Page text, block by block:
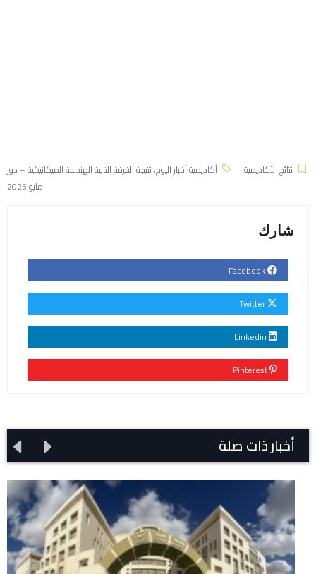
نتائج الأكاديمية أكاديمية أخبار اليوم,نتيجة الفرقة الثانية الهندسة الميكانيكية – دور
مايو 2025
شارك
Twitter
أخبار ذات صلة